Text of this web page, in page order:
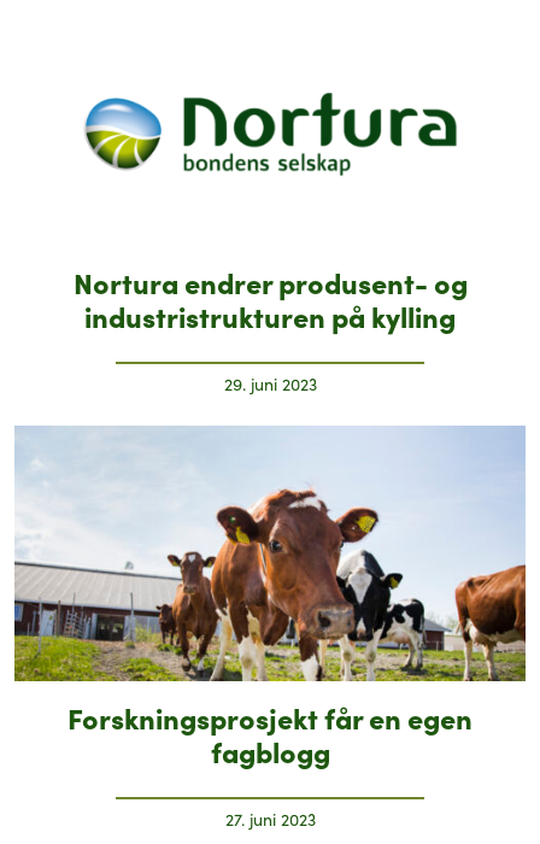
Nortura endrer produsent- og
industristrukturen på kylling
29. juni 2023
Forskningsprosjekt får en egen
fagblogg
27. juni 2023